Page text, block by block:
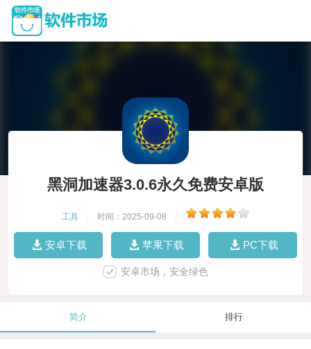
黑洞加速器3.0.6永久免费安卓版
工具 时间：2025-09-08
安卓下载 苹果下载 PC下载
安卓市场，安全绿色
简介 排行